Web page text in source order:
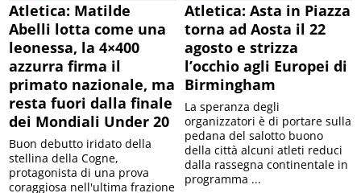
Atletica: Matilde
Abelli lotta come una
leonessa, la 4×400
azzurra firma il
primato nazionale, ma
resta fuori dalla finale
dei Mondiali Under 20
Buon debutto iridato della
stellina della Cogne,
protagonista di una prova
coraggiosa nell'ultima frazione
Atletica: Asta in Piazza
torna ad Aosta il 22
agosto e strizza
l’occhio agli Europei di
Birmingham
La speranza degli
organizzatori è di portare sulla
pedana del salotto buono
della città alcuni atleti reduci
dalla rassegna continentale in
programma ...